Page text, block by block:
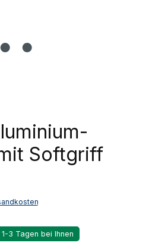
Softgriff
3 Tagen bei Ihnen